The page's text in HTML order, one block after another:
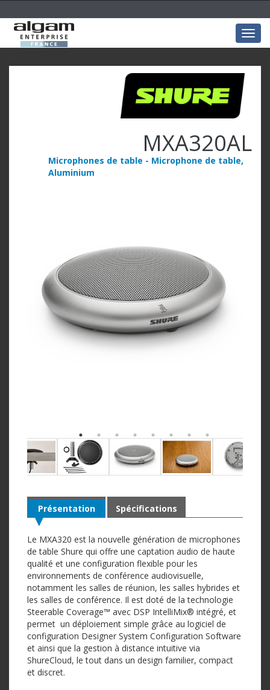
MXA320AL
Microphones de table - Microphone de table,
Aluminium
Présentation
Le MXA320 est la nouvelle génération de microphones
de table Shure qui offre une captation audio de haute
qualité et une configuration flexible pour les
environnements de conférence audiovisuelle,
notamment les salles de réunion, les salles hybrides et
les salles de conférence. Il est doté de la technologie
Steerable Coverage™ avec DSP IntelliMix® intégré, et
permet un déploiement simple grâce au logiciel de
configuration Designer System Configuration Software
et ainsi que la gestion à distance intuitive via
ShureCloud, le tout dans un design familier, compact
et discret.
Spécifications